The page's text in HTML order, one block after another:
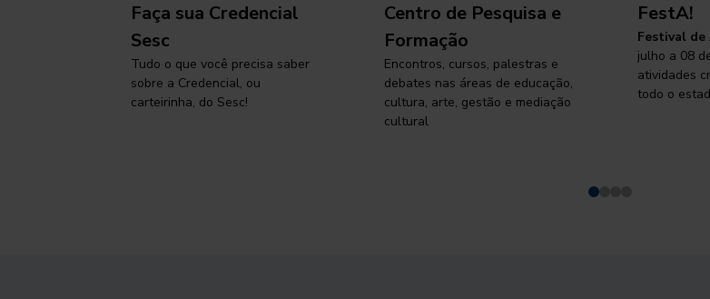
Faça sua Credencial
Sesc
Tudo o que você precisa saber
sobre a Credencial, ou
carteirinha, do Sesc!
Centro de Pesquisa e
Formação
Encontros, cursos, palestras e
debates nas áreas de educação,
cultura, arte, gestão e mediação
cultural
FestA!
Festival
julho a 08
atividades
todo o